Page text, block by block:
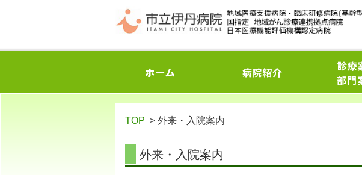
TOP > 外来・入院案内
外来・入院案内